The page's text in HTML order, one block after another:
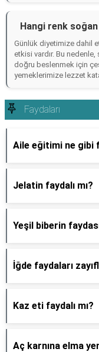
Hangi renk soğan
Günlük diyetimize dahil
etkisi vardır. Bu nedenle,
doğru beslenmek için
yemeklerimize lezzet
Faydaları
Aile eğitimi ne gibi
Jelatin faydalı mı?
Yeşil biberin
İğde faydaları
Kaz eti faydalı mı?
Aç karnına elma